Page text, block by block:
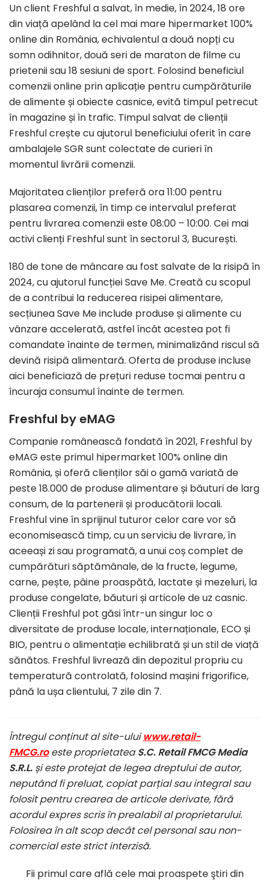
Un client Freshful a salvat, în medie, în 2024, 18 ore
din viață apelând la cel mai mare hipermarket 100%
online din România, echivalentul a două nopți cu
somn odihnitor, două seri de maraton de filme cu
prietenii sau 18 sesiuni de sport. Folosind beneficiul
comenzii online prin aplicație pentru cumpărăturile
de alimente și obiecte casnice, evită timpul petrecut
în magazine și în trafic. Timpul salvat de clienții
Freshful crește cu ajutorul beneficiului oferit în care
ambalajele SGR sunt colectate de curieri în
momentul livrării comenzii.
Majoritatea clienților preferă ora 11:00 pentru
plasarea comenzii, în timp ce intervalul preferat
pentru livrarea comenzii este 08:00 – 10:00. Cei mai
activi clienți Freshful sunt în sectorul 3, București.
180 de tone de mâncare au fost salvate de la risipă în
2024, cu ajutorul funcției Save Me. Creată cu scopul
de a contribui la reducerea risipei alimentare,
secțiunea Save Me include produse și alimente cu
vânzare accelerată, astfel încât acestea pot fi
comandate înainte de termen, minimalizând riscul să
devină risipă alimentară. Oferta de produse incluse
aici beneficiază de prețuri reduse tocmai pentru a
încuraja consumul înainte de termen.
Freshful by eMAG
Companie românească fondată în 2021, Freshful by
eMAG este primul hipermarket 100% online din
România, și oferă clienților săi o gamă variată de
peste 18.000 de produse alimentare și băuturi de larg
consum, de la partenerii și producătorii locali.
Freshful vine în sprijinul tuturor celor care vor să
economisească timp, cu un serviciu de livrare, în
aceeași zi sau programată, a unui coș complet de
cumpărături săptămânale, de la fructe, legume,
carne, pește, pâine proaspătă, lactate și mezeluri, la
produse congelate, băuturi și articole de uz casnic.
Clienții Freshful pot găsi într-un singur loc o
diversitate de produse locale, internaționale, ECO și
BIO, pentru o alimentație echilibrată și un stil de viață
sănătos. Freshful livrează din depozitul propriu cu
temperatură controlată, folosind mașini frigorifice,
până la ușa clientului, 7 zile din 7.
Întregul conținut al site-uluiwww.retail-
FMCG.roeste proprietateaS.C. Retail FMCG Media
S.R.L. și este protejat de legea dreptului de autor,
neputând fi preluat, copiat parțial sau integral sau
folosit pentru crearea de articole derivate, fără
acordul expres scris în prealabil al proprietarului.
Folosirea în alt scop decât cel personal sau non-
comercial este strict interzisă.
Fii primul care află cele mai proaspete ştiri din